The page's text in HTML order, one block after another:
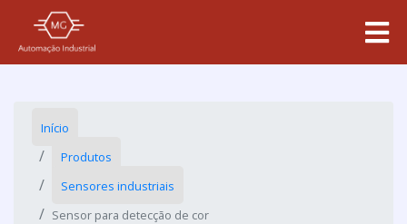
Início
Produtos
Sensores industriais
Sensor para detecção de cor